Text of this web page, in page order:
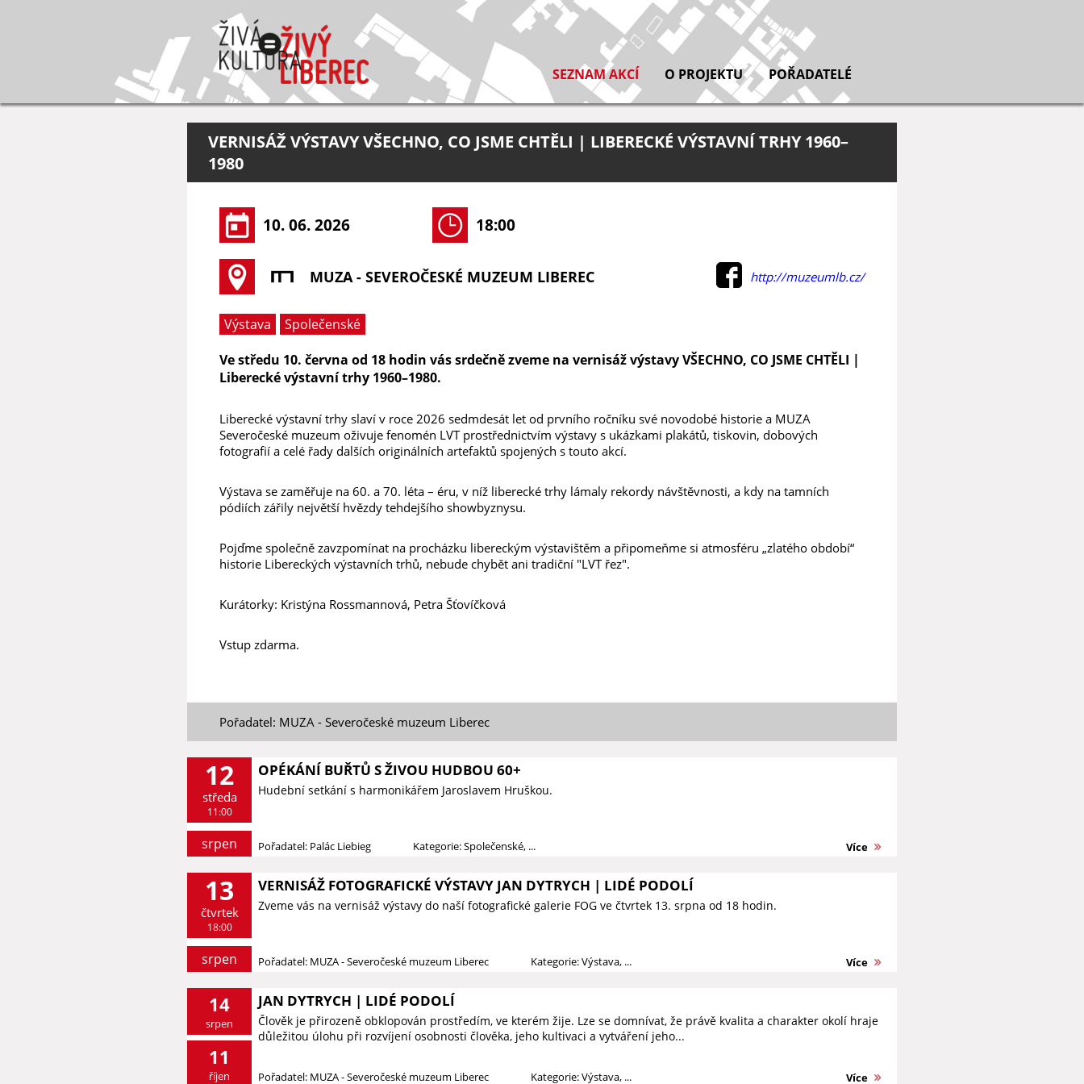
SEZNAM AKCÍ O PROJEKTU POŘADATELÉ
VERNISÁŽ VÝSTAVY VŠECHNO, CO JSME CHTĚLI | LIBERECKÉ VÝSTAVNÍ TRHY 1960–
1980
10. 06. 2026 18:00
MUZA - SEVEROČESKÉ MUZEUM LIBEREC http://muzeumlb.cz/
Výstava
Společenské
Ve středu 10. června od 18 hodin vás srdečně zveme na vernisáž výstavy VŠECHNO, CO JSME CHTĚLI |
Liberecké výstavní trhy 1960–1980.
Liberecké výstavní trhy slaví v roce 2026 sedmdesát let od prvního ročníku své novodobé historie a MUZA
Severočeské muzeum oživuje fenomén LVT prostřednictvím výstavy s ukázkami plakátů, tiskovin, dobových
fotografií a celé řady dalších originálních artefaktů spojených s touto akcí.
Výstava se zaměřuje na 60. a 70. léta – éru, v níž liberecké trhy lámaly rekordy návštěvnosti, a kdy na tamních
pódiích zářily největší hvězdy tehdejšího showbyznysu.
Pojďme společně zavzpomínat na procházku libereckým výstavištěm a připomeňme si atmosféru „zlatého období“
historie Libereckých výstavních trhů, nebude chybět ani tradiční "LVT řez".
Kurátorky: Kristýna Rossmannová, Petra Šťovíčková
Vstup zdarma.
Pořadatel: MUZA - Severočeské muzeum Liberec
12
středa
11:00
srpen
OPÉKÁNÍ BUŘTŮ S ŽIVOU HUDBOU 60+
Hudební setkání s harmonikářem Jaroslavem Hruškou.
Pořadatel: Palác Liebieg Kategorie: Společenské, ... Více
13
čtvrtek
18:00
srpen
VERNISÁŽ FOTOGRAFICKÉ VÝSTAVY JAN DYTRYCH | LIDÉ PODOLÍ
Zveme vás na vernisáž výstavy do naší fotografické galerie FOG ve čtvrtek 13. srpna od 18 hodin.
Pořadatel: MUZA - Severočeské muzeum Liberec Kategorie: Výstava, ... Více
14
srpen
11
říjen
JAN DYTRYCH | LIDÉ PODOLÍ
Člověk je přirozeně obklopován prostředím, ve kterém žije. Lze se domnívat, že právě kvalita a charakter okolí hraje
důležitou úlohu při rozvíjení osobnosti člověka, jeho kultivaci a vytváření jeho...
Pořadatel: MUZA - Severočeské muzeum Liberec Kategorie: Výstava, ... Více